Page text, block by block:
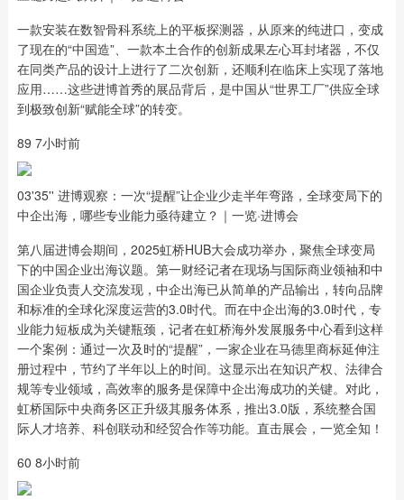
一款安装在数智骨科系统上的平板探测器，从原来的纯进口，变成
了现在的“中国造”、一款本土合作的创新成果左心耳封堵器，不仅
在同类产品的设计上进行了二次创新，还顺利在临床上实现了落地
应用……这些进博首秀的展品背后，是中国从“世界工厂”供应全球
到极致创新“赋能全球”的转变。
89 7小时前
03'35'' 进博观察：一次“提醒”让企业少走半年弯路，全球变局下的
中企出海，哪些专业能力亟待建立？｜一览·进博会
第八届进博会期间，2025虹桥HUB大会成功举办，聚焦全球变局
下的中国企业出海议题。第一财经记者在现场与国际商业领袖和中
国企业负责人交流发现，中企出海已从简单的产品输出，转向品牌
和标准的全球化深度运营的3.0时代。而在中企出海的3.0时代，专
业能力短板成为关键瓶颈，记者在虹桥海外发展服务中心看到这样
一个案例：通过一次及时的“提醒”，一家企业在马德里商标延伸注
册过程中，节约了半年以上的时间。这显示出在知识产权、法律合
规等专业领域，高效率的服务是保障中企出海成功的关键。对此，
虹桥国际中央商务区正升级其服务体系，推出3.0版，系统整合国
际人才培养、科创联动和经贸合作等功能。直击展会，一览全知！
60 8小时前